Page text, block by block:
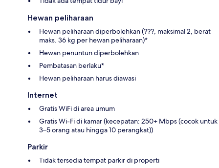
Hewan peliharaan
Hewan peliharaan diperbolehkan (???, maksimal 2, berat
maks. 36 kg per hewan peliharaan)*
Hewan penuntun diperbolehkan
Pembatasan berlaku*
Hewan peliharaan harus diawasi
Internet
Gratis WiFi di area umum
Gratis Wi-Fi di kamar (kecepatan: 250+ Mbps (cocok untuk
3–5 orang atau hingga 10 perangkat))
Parkir
Tidak tersedia tempat parkir di properti